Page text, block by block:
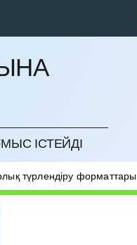
ІСТЕЙДІ
түрлендіру форматтары